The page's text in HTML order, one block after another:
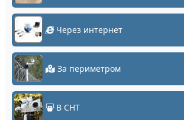
Через интернет
За периметром
В СНТ